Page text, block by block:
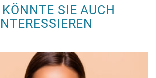
KÖNNTE SIE AUCH